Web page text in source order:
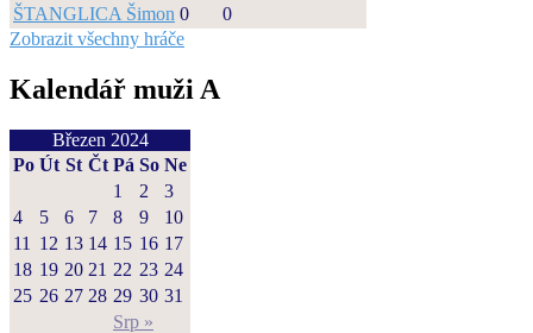
ŠTANGLICA Šimon 0
0
Zobrazit všechny hráče
Kalendář muži A
Březen 2024
Po Út St Čt Pá So Ne
Srp »
1 2
3
4
5 6 7 8 9
10
11
12 13 14 15 16 17
18 19 20 21 22 23 24
25 26 27 28 29 30 31